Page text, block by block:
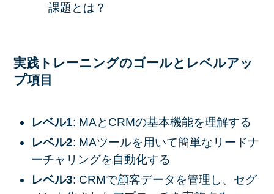
課題とは？
実践トレーニングのゴールとレベルアッ
プ項目
レベル1: MAとCRMの基本機能を理解する
レベル2: MAツールを用いて簡単なリードナ
ーチャリングを自動化する
レベル3: CRMで顧客データを管理し、セグ